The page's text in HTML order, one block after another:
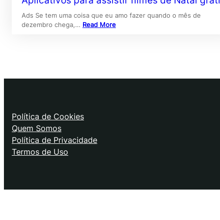
Ads Se tem uma coisa que eu amo fazer quando o mês de
dezembro chega,… Read More
Política de Cookies
Quem Somos
Política de Privacidade
Termos de Uso